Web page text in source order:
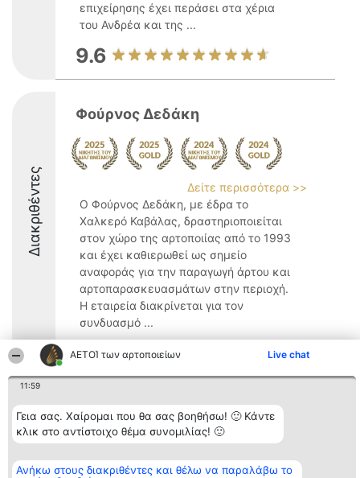
ΑΕΤΟΊ των αρτοποιείων Live chat
11:59
Γεια σας. Χαίρομαι που θα σας βοηθήσω! 🙂 Κάντε
κλικ στο αντίστοιχο θέμα συνομιλίας! 🙂
Ανήκω στους διακριθέντες και θέλω να παραλάβω το
επιχείρησης έχει περάσει στα χέρια
του Ανδρέα και της ...
9.6
Διακριθέντες
Φούρνος Δεδάκη
Δείτε περισσότερα >>
Ο Φούρνος Δεδάκη, με έδρα το
Χαλκερό Καβάλας, δραστηριοποιείται
στον χώρο της αρτοποιίας από το 1993
και έχει καθιερωθεί ως σημείο
αναφοράς για την παραγωγή άρτου και
αρτοπαρασκευασμάτων στην περιοχή.
Η εταιρεία διακρίνεται για τον
συνδυασμό ...
10
Διοργανωτής της
κατάταξης
BEAUTIFUL COMPANY
Μονοπρόσωπη ΙΚΕ
2104128019
Κατάταξη
Διακριθέντες
Λίστα όλων
των
Μεθοδολογία
Επικοινωνία
Επικοινωνία